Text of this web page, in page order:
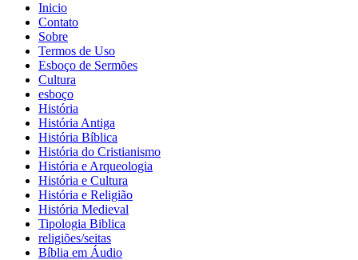
Inicio
Contato
Sobre
Termos de Uso
Esboço de Sermões
Cultura
esboço
História
História Antiga
História Bíblica
História do Cristianismo
História e Arqueologia
História e Cultura
História e Religião
História Medieval
Tipologia Biblica
religiões/seitas
Bíblia em Áudio